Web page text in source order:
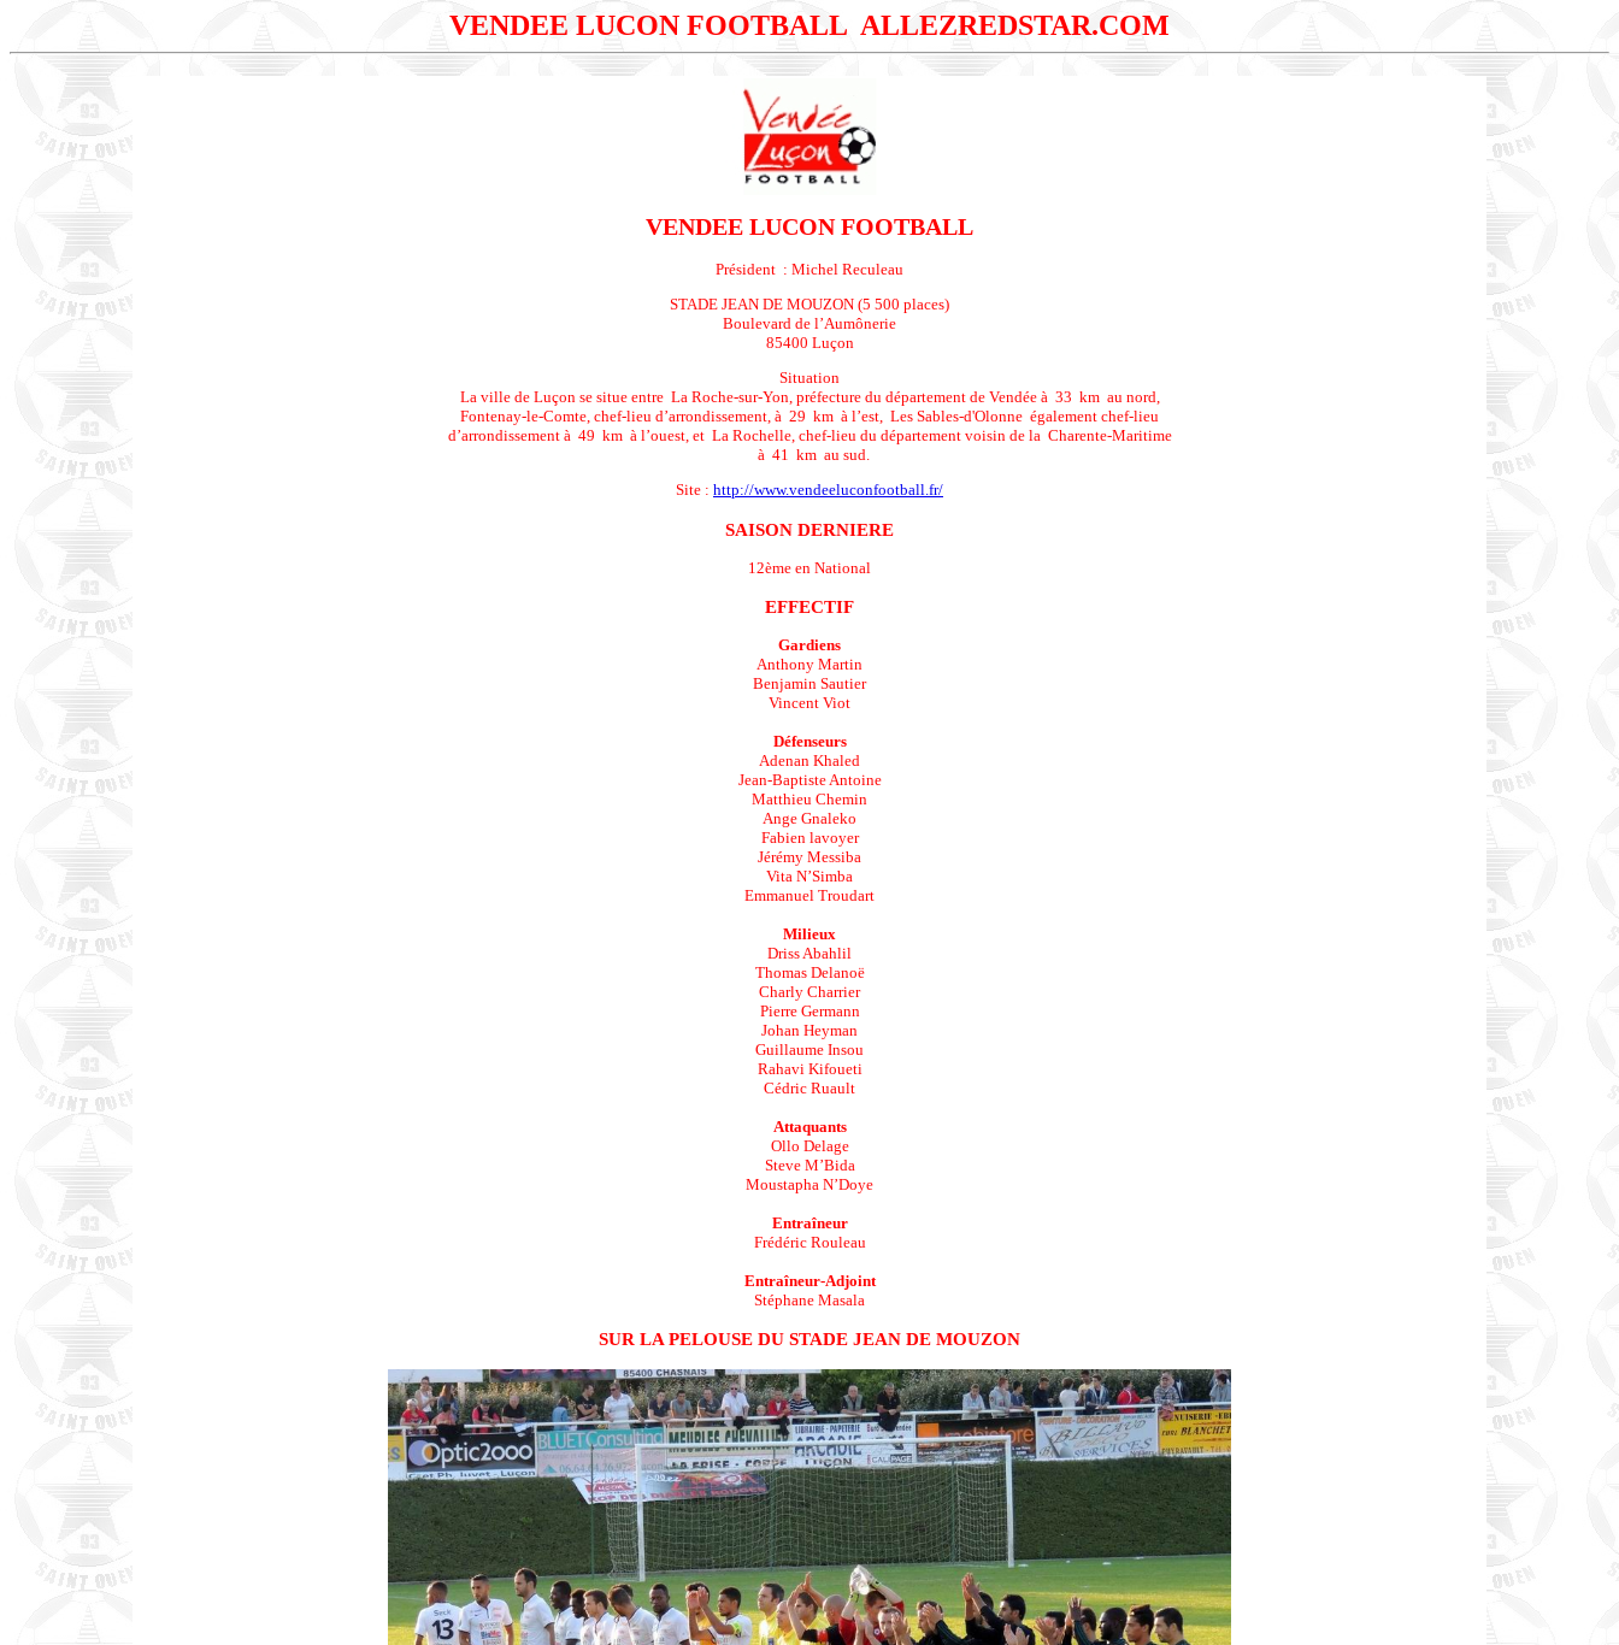
VENDEE LUCON FOOTBALL ALLEZREDSTAR.COM
VENDEE LUCON FOOTBALL
Président : Michel Reculeau
STADE JEAN DE MOUZON (5 500 places)
Boulevard de l’Aumônerie
85400 Luçon
Situation
La ville de Luçon se situe entre La Roche-sur-Yon, préfecture du département de Vendée à 33 km au nord,
Fontenay-le-Comte, chef-lieu d’arrondissement, à 29 km à l’est, Les Sables-d'Olonne également chef-lieu
d’arrondissement à 49 km à l’ouest, et La Rochelle, chef-lieu du département voisin de la Charente-Maritime
à 41 km au sud.
Site : http://www.vendeeluconfootball.fr/
SAISON DERNIERE
12ème en National
EFFECTIF
Gardiens
Anthony Martin
Benjamin Sautier
Vincent Viot
Défenseurs
Adenan Khaled
Jean-Baptiste Antoine
Matthieu Chemin
Ange Gnaleko
Fabien lavoyer
Jérémy Messiba
Vita N’Simba
Emmanuel Troudart
Milieux
Driss Abahlil
Thomas Delanoë
Charly Charrier
Pierre Germann
Johan Heyman
Guillaume Insou
Rahavi Kifoueti
Cédric Ruault
Attaquants
Ollo Delage
Steve M’Bida
Moustapha N’Doye
Entraîneur
Frédéric Rouleau
Entraîneur-Adjoint
Stéphane Masala
SUR LA PELOUSE DU STADE JEAN DE MOUZON